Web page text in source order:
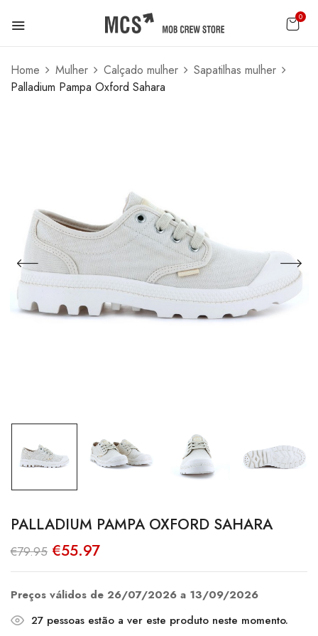
0
Home Mulher Calçado mulher
Sapatilhas mulher
Palladium Pampa Oxford Sahara
PALLADIUM PAMPA OXFORD SAHARA
€79.95 O
preço
original
€79.95.
€55.97O
atual
€55.97.
Preços válidos de 26/07/2026 a 13/09/2026
27 pessoas estão a ver este produto neste momento.